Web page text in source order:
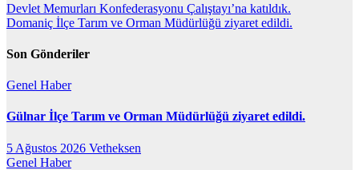
Devlet Memurları Konfederasyonu Çalıştayı’na katıldık.
Domaniç İlçe Tarım ve Orman Müdürlüğü ziyaret edildi.
Son Gönderiler
Genel Haber
Gülnar İlçe Tarım ve Orman Müdürlüğü ziyaret edildi.
5 Ağustos 2026 Vetheksen
Genel Haber